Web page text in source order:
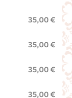
35,00 €
35,00 €
35,00 €
35,00 €